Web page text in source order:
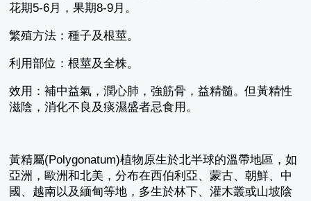
花期5-6月，果期8-9月。
繁殖方法：種子及根莖。
利用部位：根莖及全株。
效用：補中益氣，潤心肺，強筋骨，益精髓。但黃精性
滋陰，消化不良及痰濕盛者忌食用。
黃精屬(Polygonatum)植物原生於北半球的溫帶地區，如
亞洲，歐洲和北美，分布在西伯利亞、蒙古、朝鮮、中
國、越南以及緬甸等地，多生於林下、灌木叢或山坡陰